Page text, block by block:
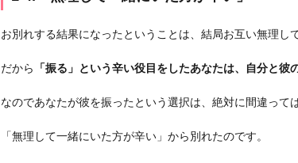
な
た」
2.
悪
お別れする結果になったということは、結局お互い無理し
だから 「振る」という辛い役目をしたあなたは、自分と彼
なのであなたが彼を振ったという選択は、絶対に間違って
「無理して一緒にいた方が辛い」から別れたのです。